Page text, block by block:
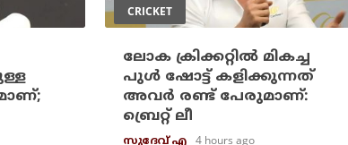
CRICKET
ലോക ക്രിക്കറ്റില്‍ മികച്ച
പുള്‍ ഷോട്ട് കളിക്കുന്നത്
അവര്‍ രണ്ട് പേരുമാണ്:
ബ്രെറ്റ് ലീ
സുദേവ് എ 4 hours ago